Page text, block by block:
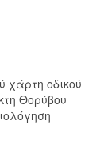
χάρτη οδικού
Θορύβου